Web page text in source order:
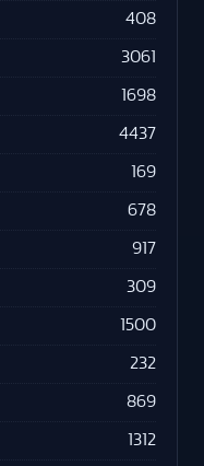
408
3061
1698
4437
169
678
917
309
1500
232
869
1312